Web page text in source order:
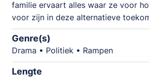
familie ervaart alles waar ze voor
voor zijn in deze alternatieve
Genre(s)
Drama • Politiek • Rampen
Lengte